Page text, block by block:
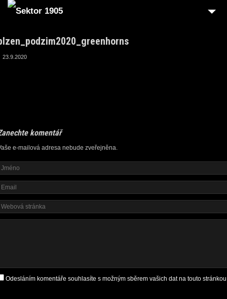
23.9.2020
komentář
e-mailová adresa nebude zveřejněna.
Odesláním komentáře souhlasíte s možným sběrem vašich dat na touto